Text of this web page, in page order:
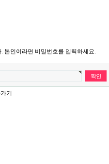
본인이라면 비밀번호를 입력하세요.
기